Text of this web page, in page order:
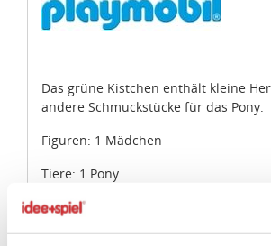
Das grüne Kistchen enthält kleine
andere Schmuckstücke für das Pony.
Figuren: 1 Mädchen
Tiere: 1 Pony
Zubehör: 1 Schweifschmuck, 1
Schmuckkästchen, 1 Reithelm, 1